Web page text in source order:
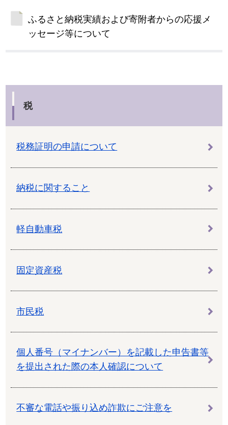
ふるさと納税実績および寄附者からの応援メ
ッセージ等について
税
税務証明の申請について
納税に関すること
軽自動車税
固定資産税
市民税
個人番号（マイナンバー）を記載した申告書等
を提出された際の本人確認について
不審な電話や振り込め詐欺にご注意を